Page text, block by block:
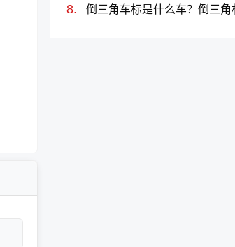
倒三角车标是什么车？倒三